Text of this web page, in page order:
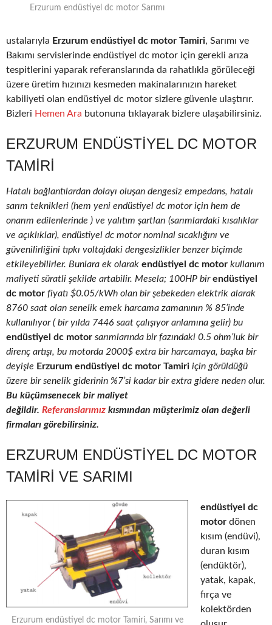
Erzurum endüstiyel dc motor Sarımı
ustalarıyla Erzurum endüstiyel dc motor Tamiri, Sarımı ve
Bakımı servislerinde endüstiyel dc motor için gerekli arıza
tespitlerini yaparak referanslarında da rahatlıkla görüleceği
üzere üretim hızınızı kesmeden makinalarınızın hareket
kabiliyeti olan endüstiyel dc motor sizlere güvenle ulaştırır.
Bizleri Hemen Ara butonuna tıklayarak bizlere ulaşabilirsiniz.
ERZURUM ENDÜSTIYEL DC MOTOR
TAMIRI
Hatalı bağlantılardan dolayı oluşan dengesiz empedans, hatalı
sarım teknikleri (hem yeni endüstiyel dc motor için hem de
onarım edilenlerinde ) ve yalıtım şartları (sarımlardaki kısalıklar
ve açıklıklar), endüstiyel dc motor nominal sıcaklığını ve
güvenilirliğini tıpkı voltajdaki dengesizlikler benzer biçimde
etkileyebilirler. Bunlara ek olarak endüstiyel dc motor kullanım
maliyeti süratli şekilde artabilir. Mesela; 100HP birendüstiyel
dc motor fiyatı $0.05/kWh olan bir şebekeden elektrik alarak
8760 saat olan senelik emek harcama zamanının % 85’inde
kullanılıyor ( bir yılda 7446 saat çalışıyor anlamına gelir) bu
endüstiyel dc motor sarımlarında bir fazındaki 0.5 ohm’luk bir
direnç artışı, bu motorda 2000$ extra bir harcamaya, başka bir
deyişle Erzurum endüstiyel dc motor Tamiri için görüldüğü
üzere bir senelik giderinin %7’si kadar bir extra gidere neden olur.
Bu küçümsenecek bir maliyet
değildir. Referanslarımız kısmından müşterimiz olan değerli
firmaları görebilirsiniz.
ERZURUM ENDÜSTIYEL DC MOTOR
TAMIRI VE SARIMI
Erzurum endüstiyel dc motor Tamiri, Sarımı ve
endüstiyel dc
motor dönen
kısım (endüvi),
duran kısım
(endüktör),
yatak, kapak,
fırça ve
kolektörden